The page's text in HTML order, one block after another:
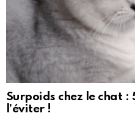
Surpoids chez le chat :
l’éviter !